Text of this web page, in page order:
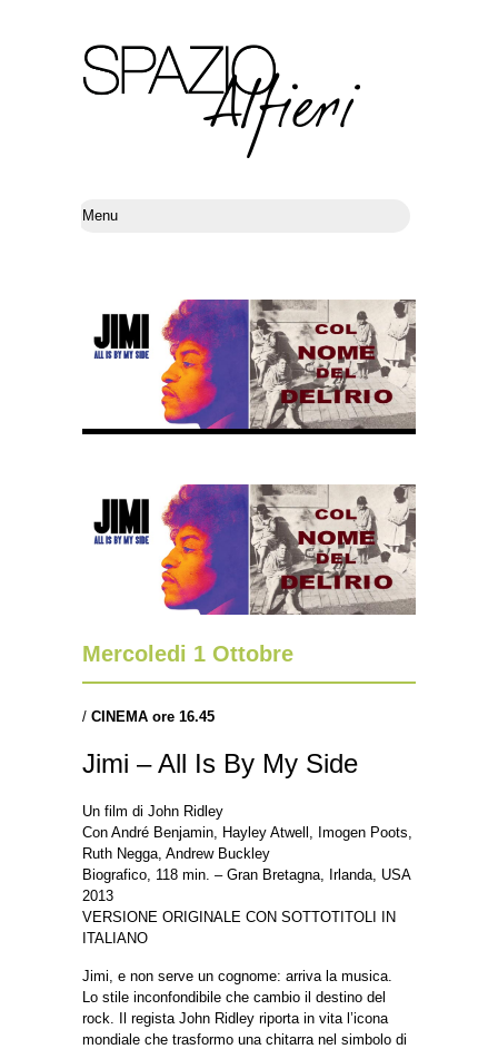
Mercoledi 1 Ottobre
/ CINEMA ore 16.45
Jimi – All Is By My Side
Un film di John Ridley
Con André Benjamin, Hayley Atwell, Imogen Poots,
Ruth Negga, Andrew Buckley
Biografico, 118 min. – Gran Bretagna, Irlanda, USA
2013
VERSIONE ORIGINALE CON SOTTOTITOLI IN
ITALIANO
Jimi, e non serve un cognome: arriva la musica.
Lo stile inconfondibile che cambio il destino del
rock. Il regista John Ridley riporta in vita l’icona
mondiale che trasformo una chitarra nel simbolo di